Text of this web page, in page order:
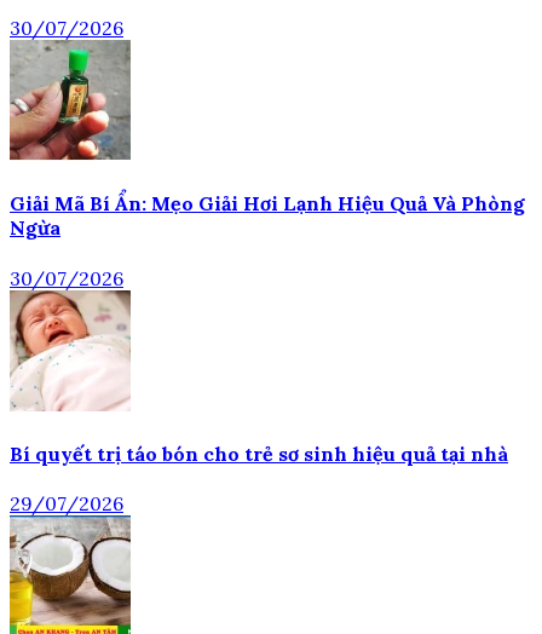
30/07/2026
Giải Mã Bí Ẩn: Mẹo Giải Hơi Lạnh Hiệu Quả Và Phòng
Ngừa
30/07/2026
Bí quyết trị táo bón cho trẻ sơ sinh hiệu quả tại nhà
29/07/2026